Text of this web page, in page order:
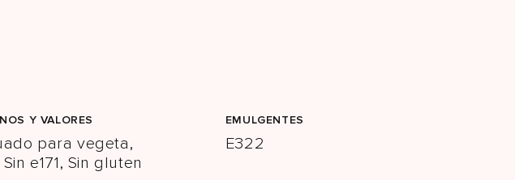
Y VALORES
para vegeta,
e171, Sin gluten
EMULGENTES
E322